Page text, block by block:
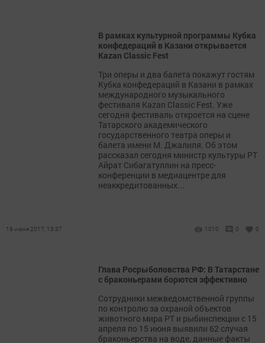
В рамках культурной программы Кубка
конфедераций в Казани открывается
Kazan Classic Fest
Три оперы и два балета покажут гостям
Кубка конфедераций в Казани в рамках
международного музыкального
фестиваля Kazan Classic Fest. Уже
сегодня фестиваль откроется на сцене
Татарского академического
государственного театра оперы и
балета имени М. Джалиля. Об этом
рассказал сегодня министр культуры РТ
Айрат Сибагатуллин на пресс-
конференции в медиацентре для
неаккредитованных...
19 июня 2017, 13:37 1010 0 0
Глава Росрыболовства РФ: В Татарстане
с браконьерами борются эффективно
Сотрудники межведомственной группы
по контролю за охраной объектов
животного мира РТ и рыбинспекции с 15
апреля по 15 июня выявили 62 случая
браконьерства на воде, данные факты